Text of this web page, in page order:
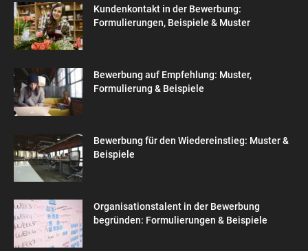
Kundenkontakt in der Bewerbung:
Formulierungen, Beispiele & Muster
Bewerbung auf Empfehlung: Muster,
Formulierung & Beispiele
Bewerbung für den Wiedereinstieg: Muster &
Beispiele
Organisationstalent in der Bewerbung
begründen: Formulierungen & Beispiele